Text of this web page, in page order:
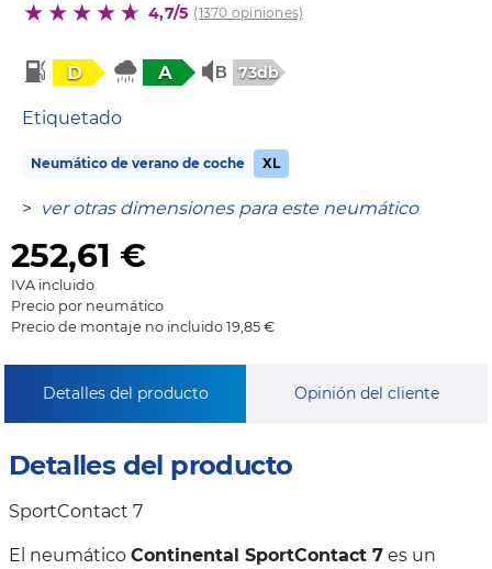
4,7/5 (1370 opiniones)
D A 73db
Etiquetado
Neumático de verano de coche XL
> ver otras dimensiones para este neumático
252,61 €
IVA incluido
Precio por neumático
Precio de montaje no incluido 19,85 €
Detalles del producto Opinión del cliente
Detalles del producto
SportContact 7
El neumático Continental SportContact 7 es un